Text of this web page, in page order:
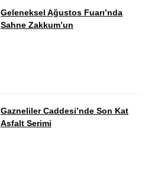
Geleneksel Ağustos Fuarı’nda
Sahne Zakkum’un
Gazneliler Caddesi’nde Son Kat
Asfalt Serimi